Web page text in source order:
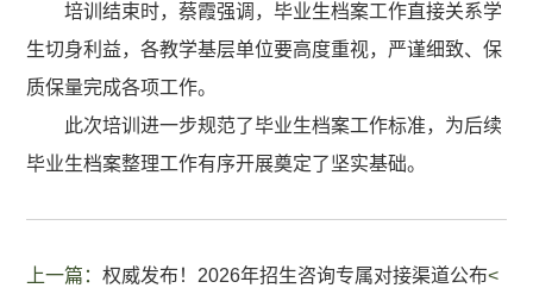
培训结束时，蔡霞强调，毕业生档案工作直接关系学
生切身利益，各教学基层单位要高度重视，严谨细致、保
质保量完成各项工作。
此次培训进一步规范了毕业生档案工作标准，为后续
毕业生档案整理工作有序开展奠定了坚实基础。
上一篇：权威发布！2026年招生咨询专属对接渠道公布<